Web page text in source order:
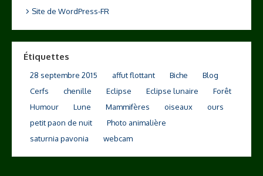
Site de WordPress-FR
Étiquettes
28 septembre 2015 affut flottant Biche
Blog
Cerfs
chenille Eclipse Eclipse lunaire
Forêt
Humour
Lune Mammifères oiseaux
ours
petit paon de nuit
Photo animalière
saturnia pavonia
webcam